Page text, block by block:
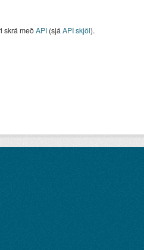
skrá meðAPI(sjá API skjöl).